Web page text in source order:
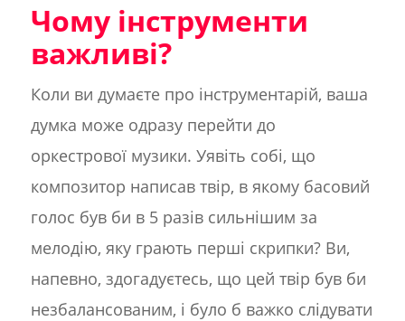
Чому інструменти
важливі?
Коли ви думаєте про інструментарій, ваша
думка може одразу перейти до
оркестрової музики. Уявіть собі, що
композитор написав твір, в якому басовий
голос був би в 5 разів сильнішим за
мелодію, яку грають перші скрипки? Ви,
напевно, здогадуєтесь, що цей твір був би
незбалансованим, і було б важко слідувати